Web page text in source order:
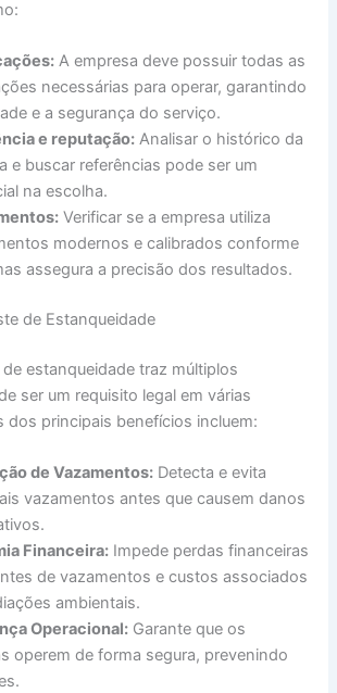
A empresa deve possuir todas as
necessárias para operar, garantindo
e a segurança do serviço.
e reputação: Analisar o histórico da
e buscar referências pode ser um
na escolha.
Verificar se a empresa utiliza
modernos e calibrados conforme
assegura a precisão dos resultados.
de Estanqueidade
de estanqueidade traz múltiplos
ser um requisito legal em várias
dos principais benefícios incluem:
de Vazamentos: Detecta e evita
vazamentos antes que causem danos
Financeira: Impede perdas financeiras
de vazamentos e custos associados
ambientais.
Operacional: Garante que os
operem de forma segura, prevenindo